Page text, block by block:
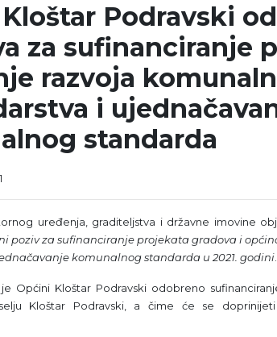
Podravski
za sufinanciranje
razvoja
i
standarda
uređenja, graditeljstva i državne imovine
poziv za sufinanciranje projekata gradova i
komunalnog standarda u 2021. godini.
Općini Kloštar Podravski odobreno
Kloštar Podravski, a čime će se